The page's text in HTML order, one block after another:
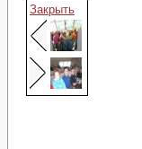
Закрыть